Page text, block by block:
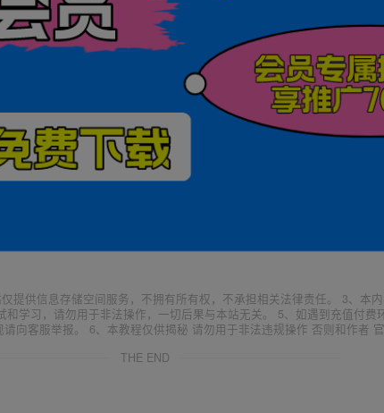
提供信息存储空间服务，不拥有所有权，不承担相关法律责任。 3、本
学习，请勿用于非法操作，一切后果与本站无关。 5、如遇到充值付费
向客服举报。 6、本教程仅供揭秘 请勿用于非法违规操作 否则和作者
THE END